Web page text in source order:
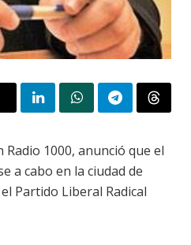
1000, anunció que el
a cabo en la ciudad de
Partido Liberal Radical